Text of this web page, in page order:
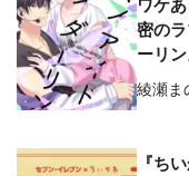
ワケ
密の
ーリ
ガ」
綾瀬ま
『ち